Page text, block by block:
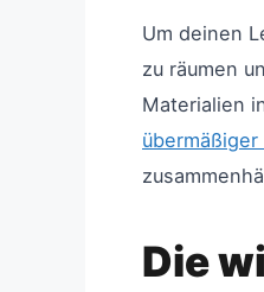
Um deinen
zu räumen
Materialien
Die